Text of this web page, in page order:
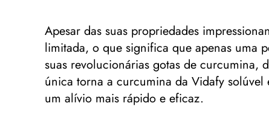
Apesar das suas propriedades
limitada, o que significa que apenas uma
suas revolucionárias gotas de curcumina,
única torna a curcumina da Vidafy
um alívio mais rápido e eficaz.